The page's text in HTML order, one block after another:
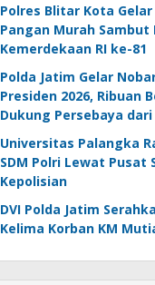
Polres Blitar Kota
Pangan Murah Sambut
Kemerdekaan RI ke-81
Polda Jatim Gelar
Presiden 2026, Ribuan
Dukung Persebaya
Mapolda
Universitas Palangka
SDM Polri Lewat Pusat
Kepolisian
DVI Polda Jatim
Kelima Korban KM